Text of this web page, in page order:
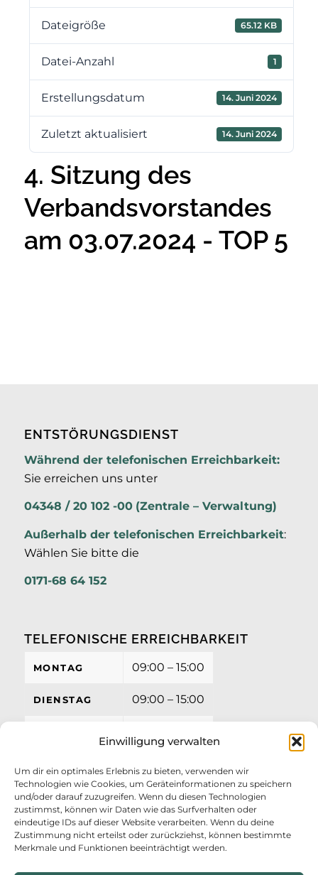
Einwilligung verwalten
Um dir ein optimales Erlebnis zu bieten, verwenden wir
Technologien wie Cookies, um Geräteinformationen zu speichern
und/oder darauf zuzugreifen. Wenn du diesen Technologien
zustimmst, können wir Daten wie das Surfverhalten oder
eindeutige IDs auf dieser Website verarbeiten. Wenn du deine
Zustimmung nicht erteilst oder zurückziehst, können bestimmte
Merkmale und Funktionen beeinträchtigt werden.
Dateigröße 65.12 KB
Datei-Anzahl 1
Erstellungsdatum 14. Juni 2024
Zuletzt aktualisiert 14. Juni 2024
4. Sitzung des
Verbandsvorstandes
am 03.07.2024 - TOP 5
ENTSTÖRUNGSDIENST
Während der telefonischen Erreichbarkeit:
Sie erreichen uns unter
04348 / 20 102 -00 (Zentrale – Verwaltung)
Außerhalb der telefonischen Erreichbarkeit:
Wählen Sie bitte die
0171-68 64 152
TELEFONISCHE ERREICHBARKEIT
MONTAG 09:00 – 15:00
DIENSTAG 09:00 – 15:00
FREITAG 09:00 – 12:00